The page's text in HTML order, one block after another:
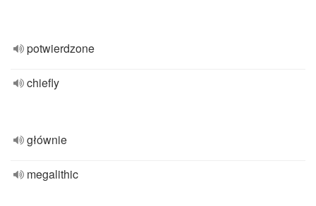
potwierdzone
chiefly
głównie
megalithic